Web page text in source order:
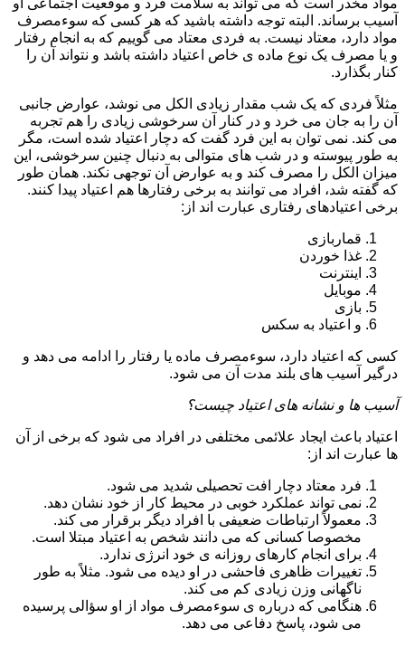
آسیب برساند. البته توجه داشته باشید که هر کسی که سوءمصرف
مواد دارد، معتاد نیست. به فردی معتاد می گوییم که به انجام رفتار
و یا مصرف یک نوع ماده ی خاص اعتیاد داشته باشد و نتواند آن را
کنار بگذارد.
مثلاً فردی که یک شب مقدار زیادی الکل می نوشد، عوارض جانبی
آن را به جان می خرد و در کنار آن سرخوشی زیادی را هم تجربه
می کند. نمی توان به این فرد گفت که دچار اعتیاد شده است، مگر
به طور پیوسته و در شب های متوالی به دنبال چنین سرخوشی، این
میزان الکل را مصرف کند و به عوارض آن توجهی نکند. همان طور
که گفته شد، افراد می توانند به برخی رفتارها هم اعتیاد پیدا کنند.
برخی اعتیادهای رفتاری عبارت اند از:
قماربازی
غذا خوردن
اینترنت
موبایل
بازی
و اعتیاد به سکس
کسی که اعتیاد دارد، سوءمصرف ماده یا رفتار را ادامه می دهد و
درگیر آسیب های بلند مدت آن می شود.
آسیب ها و نشانه های اعتیاد چیست؟
اعتیاد باعث ایجاد علائمی مختلفی در افراد می شود که برخی از آن
ها عبارت اند از:
فرد معتاد دچار افت تحصیلی شدید می شود.
نمی تواند عملکرد خوبی در محیط کار از خود نشان دهد.
معمولاً ارتباطات ضعیفی با افراد دیگر برقرار می کند.
مخصوصا کسانی که می دانند شخص به اعتیاد مبتلا است.
برای انجام کارهای روزانه ی خود انرژی ندارد.
تغییرات ظاهری فاحشی در او دیده می شود. مثلاً به طور
ناگهانی وزن زیادی کم می کند.
هنگامی که درباره ی سوءمصرف مواد از او سؤالی پرسیده
می شود، پاسخ دفاعی می دهد.